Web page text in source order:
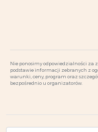
Nie ponosimy odpowiedzialności za
podstawie informacji zebranych z
warunki, ceny, program oraz
bezpośrednio u organizatorów.